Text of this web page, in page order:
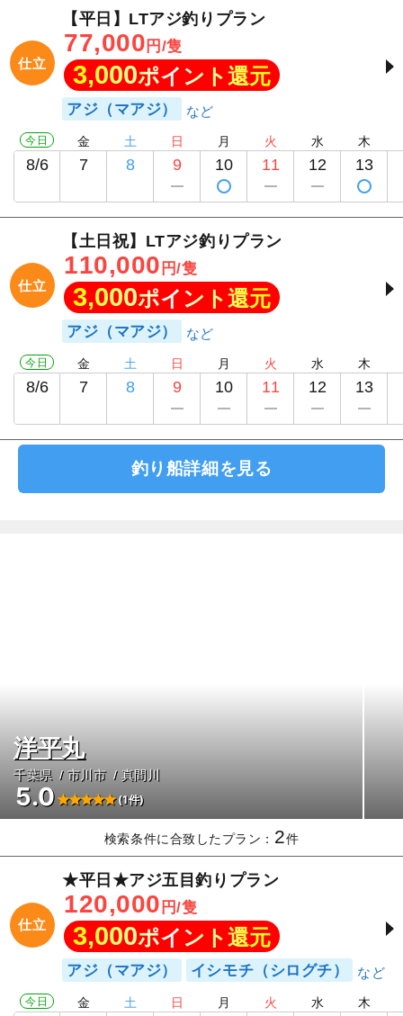
仕立
【平日】LTアジ釣りプラン
77,000 円/隻
3,000ポイント還元
アジ（マアジ）
今日
8/6
金
7
土
8
日
9
月
10
火
11
水
12
木
13
仕立
【土日祝】LTアジ釣りプラン
110,000 円/隻
3,000ポイント還元
アジ（マアジ）
今日
8/6
金
7
土
8
日
9
月
10
火
11
水
12
木
13
釣り船詳細を見る
洋平丸
千葉県 市川市 真間川
5.0 (1件)
検索条件に合致したプラン： 2件
仕立
★平日★アジ五目釣りプラン
120,000 円/隻
3,000ポイント還元
アジ（マアジ） イシモチ（シログチ）
今日 金 土 日 月 火 水 木